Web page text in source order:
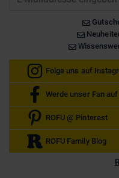
Folge uns auf
Werde unser Fan
ROFU @ Pinterest
ROFU Family Blog